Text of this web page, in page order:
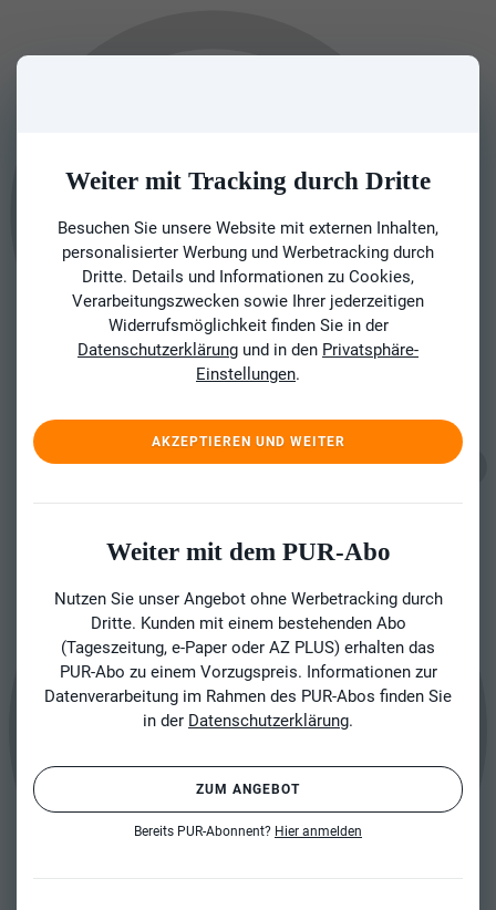
Weiter mit Tracking durch Dritte
Besuchen Sie unsere Website mit externen Inhalten,
personalisierter Werbung und Werbetracking durch
Dritte. Details und Informationen zu Cookies,
Verarbeitungszwecken sowie Ihrer jederzeitigen
Widerrufsmöglichkeit finden Sie in der
Datenschutzerklärung und in den Privatsphäre-
Einstellungen.
AKZEPTIEREN UND WEITER
Weiter mit dem PUR-Abo
Nutzen Sie unser Angebot ohne Werbetracking durch
Dritte. Kunden mit einem bestehenden Abo
(Tageszeitung, e-Paper oder AZ PLUS) erhalten das
PUR-Abo zu einem Vorzugspreis. Informationen zur
Datenverarbeitung im Rahmen des PUR-Abos finden Sie
in der Datenschutzerklärung.
ZUM ANGEBOT
Bereits PUR-Abonnent? Hier anmelden